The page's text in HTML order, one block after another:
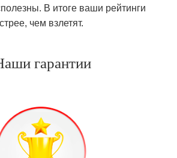
В итоге ваши рейтинги
чем взлетят.
гарантии